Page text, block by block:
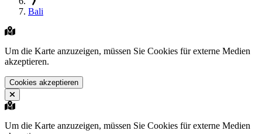
Bali
Um die Karte anzuzeigen, müssen Sie Cookies für externe Medien
akzeptieren.
Cookies akzeptieren
Um die Karte anzuzeigen, müssen Sie Cookies für externe Medien